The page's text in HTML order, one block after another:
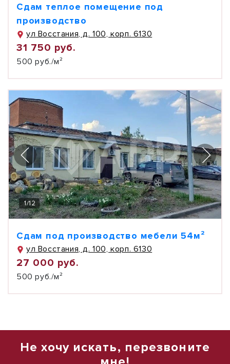
Сдам теплое помещение под
производство
ул Восстания, д. 100, корп. 6130
31 750 руб.
500 руб./м²
1/12
Сдам под производство мебели 54м²
ул Восстания, д. 100, корп. 6130
27 000 руб.
500 руб./м²
Не хочу искать, перезвоните